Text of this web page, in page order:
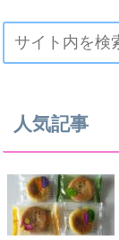
人気記事